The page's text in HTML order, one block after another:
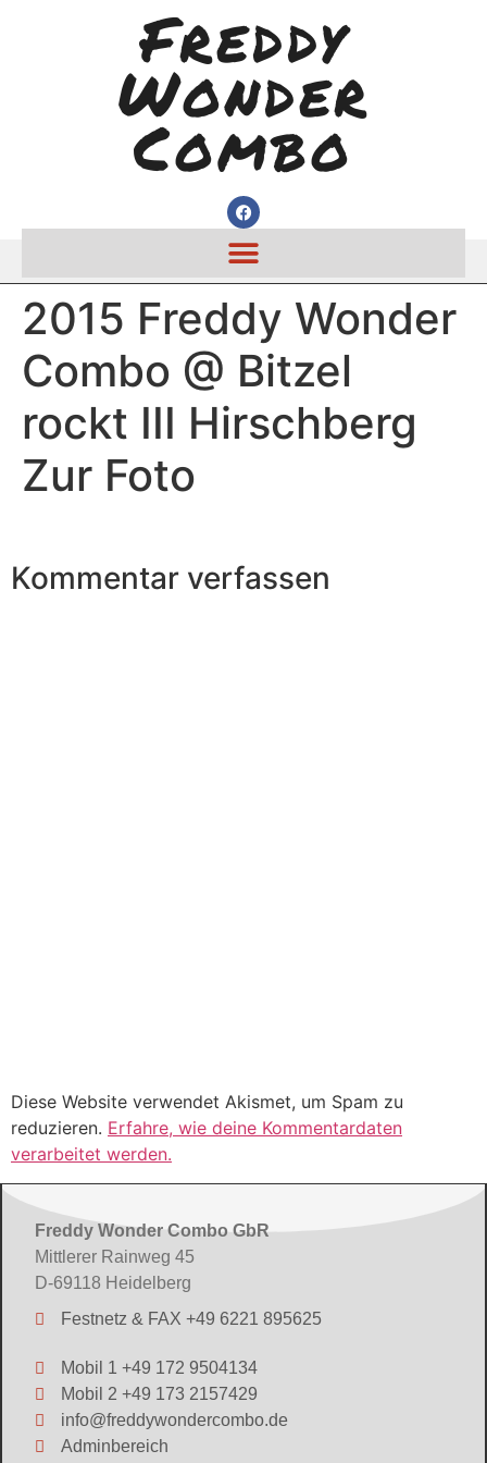
Freddy
Wonder
Combo
2015 Freddy Wonder
Combo @ Bitzel
rockt III Hirschberg
Zur Foto
Kommentar verfassen
Diese Website verwendet Akismet, um Spam zu
reduzieren. Erfahre, wie deine Kommentardaten
verarbeitet werden.
Freddy Wonder Combo GbR
Mittlerer Rainweg 45
D-69118 Heidelberg
Festnetz & FAX +49 6221 895625
Mobil 1 +49 172 9504134
Mobil 2 +49 173 2157429
info@freddywondercombo.de
Adminbereich